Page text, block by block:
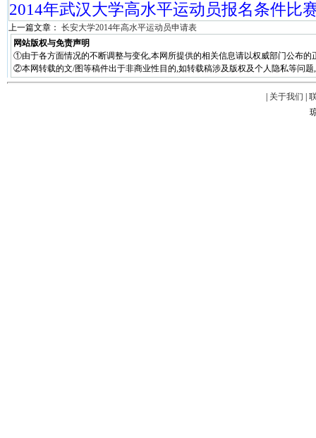
2014年武汉大学高水平运动员报名条件比
上一篇文章： 长安大学2014年高水平运动员申请表
网站版权与免责声明
①由于各方面情况的不断调整与变化,本网所提供的相关信息请以权威部门公布的
②本网转载的文/图等稿件出于非商业性目的,如转载稿涉及版权及个人隐私等问题
关于我们